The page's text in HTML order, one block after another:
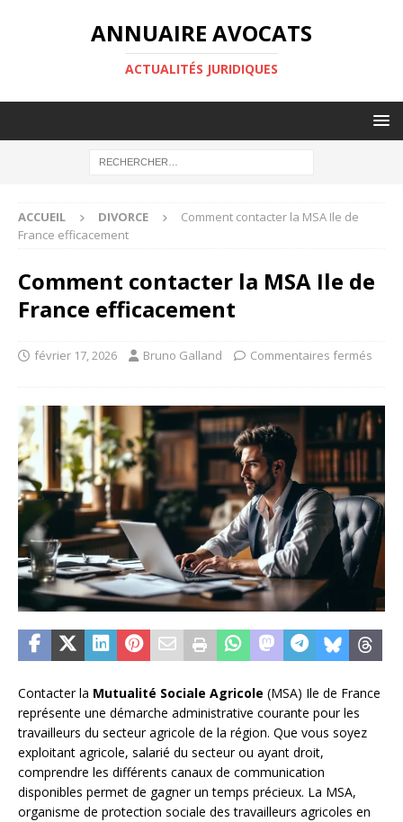
ANNUAIRE AVOCATS
ACTUALITÉS JURIDIQUES
ACCUEIL DIVORCE
Comment contacter la MSA Ile de
France efficacement
Comment contacter la MSA Ile de
France efficacement
février 17, 2026 Bruno Galland Commentaires fermés
Contacter la Mutualité Sociale Agricole (MSA) Ile de France
représente une démarche administrative courante pour les
travailleurs du secteur agricole de la région. Que vous soyez
exploitant agricole, salarié du secteur ou ayant droit,
comprendre les différents canaux de communication
disponibles permet de gagner un temps précieux. La MSA,
organisme de protection sociale des travailleurs agricoles en